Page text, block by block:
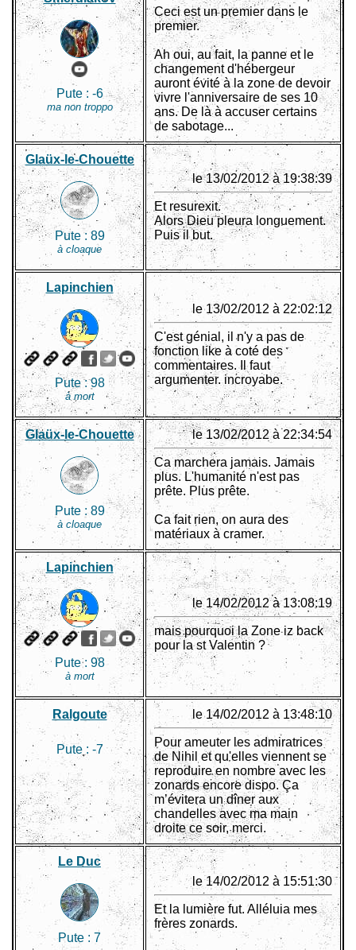
Pute : -6
ma non troppo
Ceci est un premier dans le
premier.
Ah oui, au fait, la panne et le
changement d'hébergeur
auront évité à la zone de devoir
vivre l'anniversaire de ses 10
ans. De là à accuser certains
de sabotage...
Glaüx-le-Chouette
Pute :89
à cloaque
le 13/02/2012 à 19:38:39
Et resurexit.
Alors Dieu pleura longuement.
Puis il but.
Lapinchien
Pute :98
à mort
le 13/02/2012 à 22:02:12
C'est génial, il n'y a pas de
fonction like à coté des
commentaires. Il faut
argumenter. incroyabe.
Glaüx-le-Chouette
Pute : 89
à cloaque
le 13/02/2012 à 22:34:54
Ca marchera jamais. Jamais
plus. L'humanité n'est pas
prête. Plus prête.
Ca fait rien, on aura des
matériaux à cramer.
Lapinchien
Pute : 98
à mort
le 14/02/2012 à 13:08:19
mais pourquoi la Zone iz back
pour la st Valentin ?
Ralgoute
Pute : -7
le 14/02/2012 à 13:48:10
Pour ameuter les admiratrices
de Nihil et qu'elles viennent se
reproduire en nombre avec les
zonards encore dispo. Ça
m’évitera un dîner aux
chandelles avec ma main
droite ce soir, merci.
Le Duc
Pute : 7
le 14/02/2012 à 15:51:30
Et la lumière fut. Alléluia mes
frères zonards.